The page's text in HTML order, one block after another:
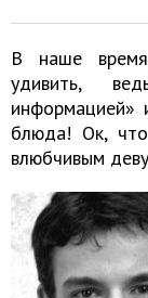
В наше
удивить,
информацией»
блюда! Ок,
влюбчивым